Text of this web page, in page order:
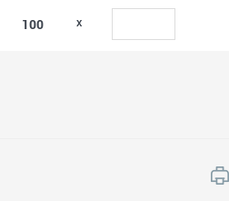
100